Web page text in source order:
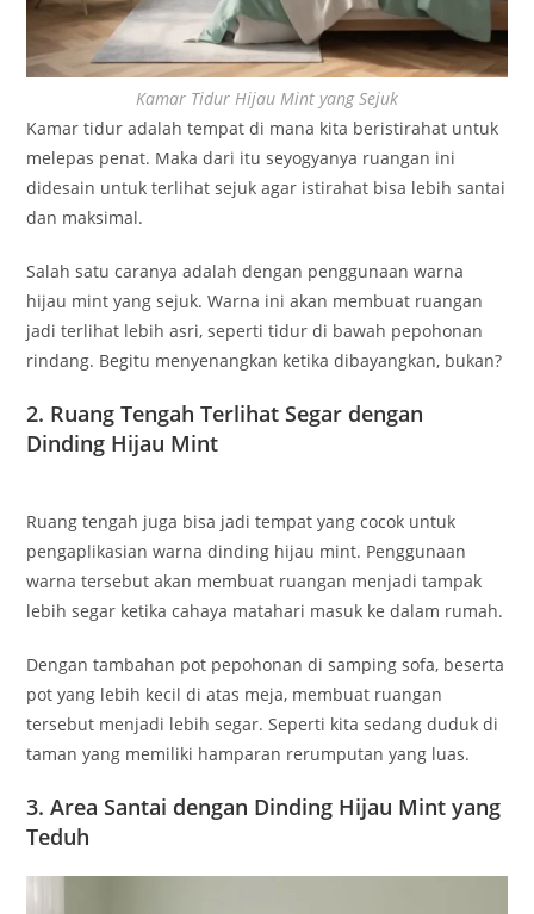
Kamar Tidur Hijau Mint yang Sejuk
Kamar tidur adalah tempat di mana kita beristirahat untuk
melepas penat. Maka dari itu seyogyanya ruangan ini
didesain untuk terlihat sejuk agar istirahat bisa lebih santai
dan maksimal.
Salah satu caranya adalah dengan penggunaan warna
hijau mint yang sejuk. Warna ini akan membuat ruangan
jadi terlihat lebih asri, seperti tidur di bawah pepohonan
rindang. Begitu menyenangkan ketika dibayangkan, bukan?
2. Ruang Tengah Terlihat Segar dengan
Dinding Hijau Mint
Ruang tengah juga bisa jadi tempat yang cocok untuk
pengaplikasian warna dinding hijau mint. Penggunaan
warna tersebut akan membuat ruangan menjadi tampak
lebih segar ketika cahaya matahari masuk ke dalam rumah.
Dengan tambahan pot pepohonan di samping sofa, beserta
pot yang lebih kecil di atas meja, membuat ruangan
tersebut menjadi lebih segar. Seperti kita sedang duduk di
taman yang memiliki hamparan rerumputan yang luas.
3. Area Santai dengan Dinding Hijau Mint yang
Teduh